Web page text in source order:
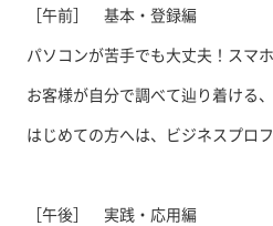
［午前］ 基本・登録編
パソコンが苦手でも大丈夫！スマ
お客様が自分で調べて辿り着ける
はじめての方へは、ビジネスプロ
［午後］ 実践・応用編